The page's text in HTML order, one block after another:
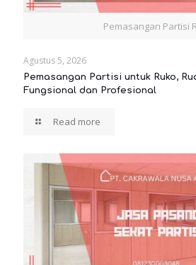
Pemasangan Partisi
Agustus 5, 2026
Pemasangan Partisi untuk Ruko,
Fungsional dan Profesional
Read more